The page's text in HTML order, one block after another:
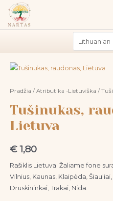
Pereiti
prie
turinio
Pradžia / Atributika -Lietuviška /
Tušinukas,
Lietuva
€1,80
Rašiklis Lietuva. Žaliame fone
Vilnius, Kaunas, Klaipėda,
Druskininkai, Trakai, Nida.
produkto
Tušinukas,
Lietuva
raudonas,
Lietuva